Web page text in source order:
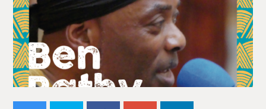
Featured Artists
Refugee Week Festival 2026
We Are Birmingham 2022